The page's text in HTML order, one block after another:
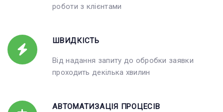
роботи з клієнтами
ШВИДКІСТЬ
Від надання запиту до обробки заявки
проходить декілька хвилин
АВТОМАТИЗАЦІЯ ПРОЦЕСІВ